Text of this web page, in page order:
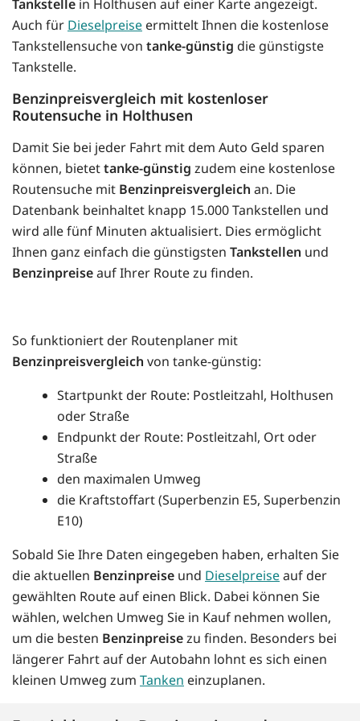
Tankstelle in Holthusen auf einer Karte angezeigt.
Auch für Dieselpreise ermittelt Ihnen die kostenlose
Tankstellensuche von tanke-günstig die günstigste
Tankstelle.
Benzinpreisvergleich mit kostenloser
Routensuche in Holthusen
Damit Sie bei jeder Fahrt mit dem Auto Geld sparen
können, bietettanke-günstig zudem eine kostenlose
Routensuche mit Benzinpreisvergleich an. Die
Datenbank beinhaltet knapp 15.000 Tankstellen und
wird alle fünf Minuten aktualisiert. Dies ermöglicht
Ihnen ganz einfach die günstigsten Tankstellen und
Benzinpreiseauf Ihrer Route zu finden.
So funktioniert der Routenplaner mit
Benzinpreisvergleich von tanke-günstig:
Startpunkt der Route: Postleitzahl, Holthusen
oder Straße
Endpunkt der Route: Postleitzahl, Ort oder
Straße
den maximalen Umweg
die Kraftstoffart (Superbenzin E5, Superbenzin
E10)
Sobald Sie Ihre Daten eingegeben haben, erhalten Sie
die aktuellen Benzinpreise und Dieselpreiseauf der
gewählten Route auf einen Blick. Dabei können Sie
wählen, welchen Umweg Sie in Kauf nehmen wollen,
um die besten Benzinpreisezu finden. Besonders bei
längerer Fahrt auf der Autobahn lohnt es sich einen
kleinen Umweg zum Tanken einzuplanen.